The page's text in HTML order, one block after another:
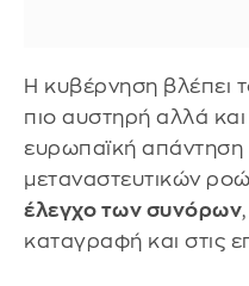
Η κυβέρνηση βλέπει
πιο αυστηρή αλλά και
ευρωπαϊκή απάντηση
μεταναστευτικών
έλεγχο των συνόρων
καταγραφή και στις